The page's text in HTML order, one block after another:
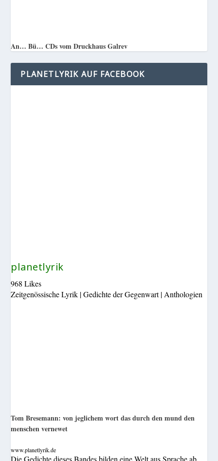
An… Bü… CDs vom Druckhaus Galrev
PLANETLYRIK AUF FACEBOOK
planetlyrik
968 Likes
Zeitgenössische Lyrik | Gedichte der Gegenwart | Anthologien
Tom Bresemann: von jeglichem wort das durch den mund den
menschen vernewet
www.planetlyrik.de
Die Gedichte dieses Bandes bilden eine Welt aus Sprache ab,